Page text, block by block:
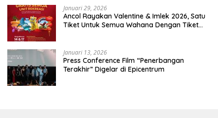
Januari 29, 2026
Ancol Rayakan Valentine & Imlek 2026, Satu
Tiket Untuk Semua Wahana Dengan Tiket
Januari 13, 2026
Press Conference Film “Penerbangan
Terakhir” Digelar di Epicentrum